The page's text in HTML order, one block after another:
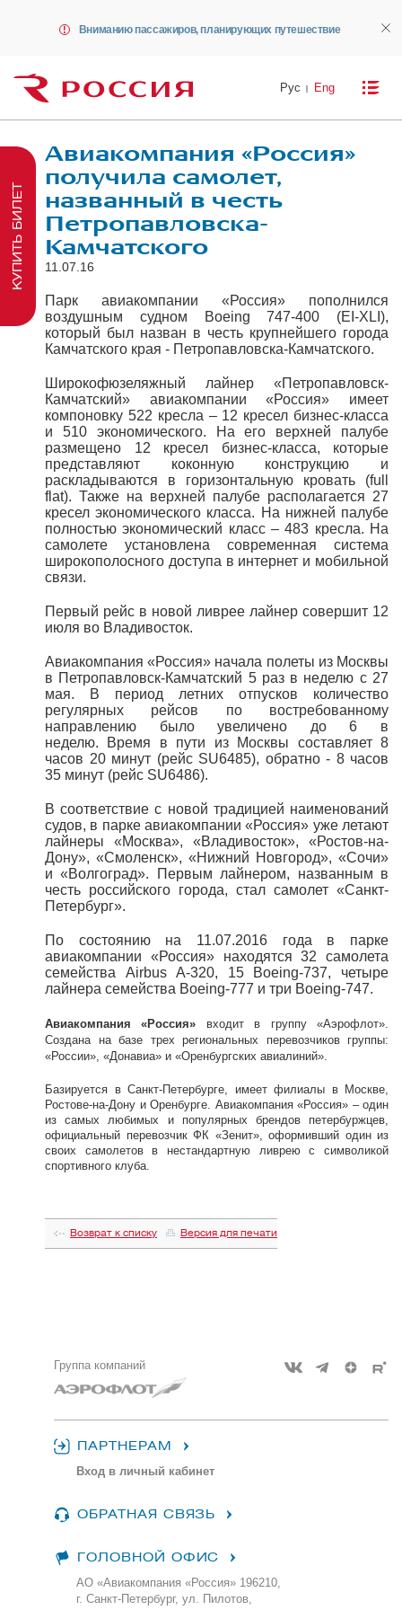
Вниманию пассажиров, планирующих путешествие
Рус Eng
Авиакомпания «Россия»
получила самолет,
названный в честь
Петропавловска-
Камчатского
11.07.16
Парк авиакомпании «Россия» пополнился
воздушным судном Boeing 747-400 (EI-XLI),
который был назван в честь крупнейшего города
Камчатского края - Петропавловска-Камчатского.
Широкофюзеляжный лайнер «Петропавловск-
Камчатский» авиакомпании «Россия» имеет
компоновку 522 кресла – 12 кресел бизнес-класса
и 510 экономического.
На его верхней палубе
размещено 12 кресел бизнес-класса, которые
представляют коконную конструкцию и
раскладываются в горизонтальную кровать (full
flat). Также на верхней палубе располагается 27
кресел экономического класса. На нижней палубе
полностью экономический класс – 483 кресла. На
самолете установлена современная система
широкополосного доступа в интернет и мобильной
связи.
Первый рейс в новой ливрее лайнер совершит 12
июля во Владивосток.
Авиакомпания «Россия» начала полеты из Москвы
в Петропавловск-Камчатский 5 раз в неделю с 27
мая. В период летних отпусков количество
регулярных рейсов по востребованному
направлению было увеличено до 6 в
неделю. Время в пути из Москвы составляет 8
часов 20 минут (рейс SU6485), обратно - 8 часов
35 минут (рейс SU6486).
В соответствие с новой традицией наименований
судов, в парке авиакомпании «Россия» уже летают
лайнеры «Москва», «Владивосток», «Ростов-на-
Дону», «Смоленск», «Нижний Новгород», «Сочи»
и «Волгоград». Первым лайнером, названным в
честь российского города, стал самолет «Санкт-
Петербург».
По состоянию на 11.07.2016 года в парке
авиакомпании «Россия» находятся 32 самолета
семейства Airbus А-320, 15 Boeing-737, четыре
лайнера семейства Boeing-777 и три Boeing-747.
Авиакомпания «Россия» входит в группу «Аэрофлот».
Создана на базе трех региональных перевозчиков группы:
«России», «Донавиа» и «Оренбургских авиалиний».
Базируется в Санкт-Петербурге, имеет филиалы в Москве,
Ростове-на-Дону и Оренбурге. Авиакомпания «Россия» – один
из самых любимых и популярных брендов петербуржцев,
официальный перевозчик ФК «Зенит», оформивший один из
своих самолетов в нестандартную ливрею с символикой
спортивного клуба.
Возврат к списку Версия для печати
Группа компаний
ПАРТНЕРАМ
Вход в личный кабинет
ОБРАТНАЯ СВЯЗЬ
ГОЛОВНОЙ ОФИС
АО «Авиакомпания «Россия» 196210,
г. Санкт-Петербург, ул. Пилотов,
КУПИТЬ БИЛЕТ